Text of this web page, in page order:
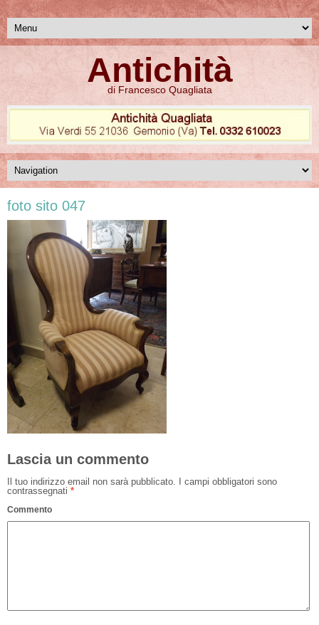
Antichità
di Francesco Quagliata
foto sito 047
Lascia un commento
Il tuo indirizzo email non sarà pubblicato.
I campi obbligatori sono
contrassegnati *
Commento